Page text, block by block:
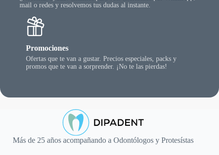
mail o redes y resolvemos tus dudas al instante.
Promociones
Ofertas que te van a gustar. Precios especiales, packs y
promos que te van a sorprender. ¡No te las pierdas!
Más de 25 años acompañando a Odontólogos y Protesístas